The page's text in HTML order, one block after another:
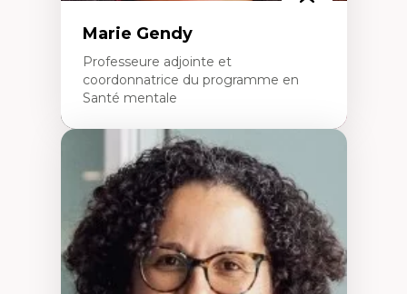
Marie Gendy
Professeure adjointe et
coordonnatrice du programme en
Santé mentale
Expertises
Neuropsychiatrie et neurosciences
Direction d'essais cliniques
Analyse des politiques et pratiques en santé
mentale
Développement de protocoles d'essais
cliniques
Collaboration interfonctionnelle
Leadership en recherche clinique